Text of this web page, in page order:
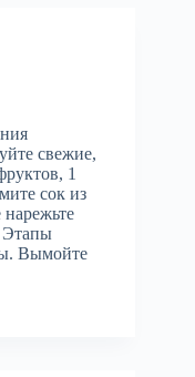
свежие,
1
сок из
Этапы
Вымойте